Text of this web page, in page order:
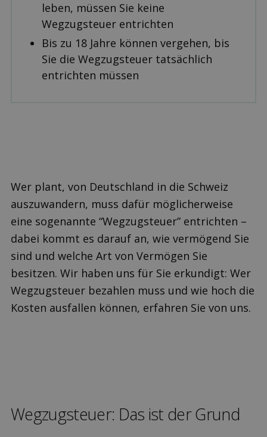
leben, müssen Sie keine
Wegzugsteuer entrichten
Bis zu 18 Jahre können vergehen, bis
Sie die Wegzugsteuer tatsächlich
entrichten müssen
Wer plant, von Deutschland in die Schweiz
auszuwandern, muss dafür möglicherweise
eine sogenannte “Wegzugsteuer” entrichten –
dabei kommt es darauf an, wie vermögend Sie
sind und welche Art von Vermögen Sie
besitzen. Wir haben uns für Sie erkundigt: Wer
Wegzugsteuer bezahlen muss und wie hoch die
Kosten ausfallen können, erfahren Sie von uns.
Wegzugsteuer: Das ist der Grund